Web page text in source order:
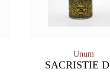
Unum
SACRISTIE